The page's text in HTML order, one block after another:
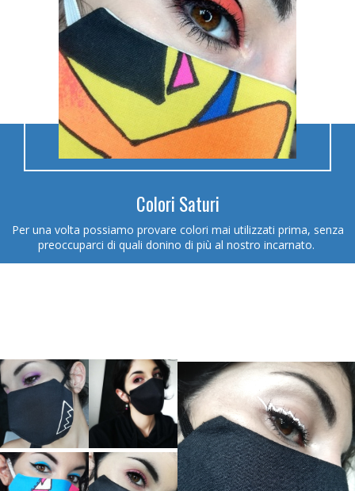
Colori Saturi
Per una volta possiamo provare colori mai utilizzati prima, senza
preoccuparci di quali donino di più al nostro incarnato.